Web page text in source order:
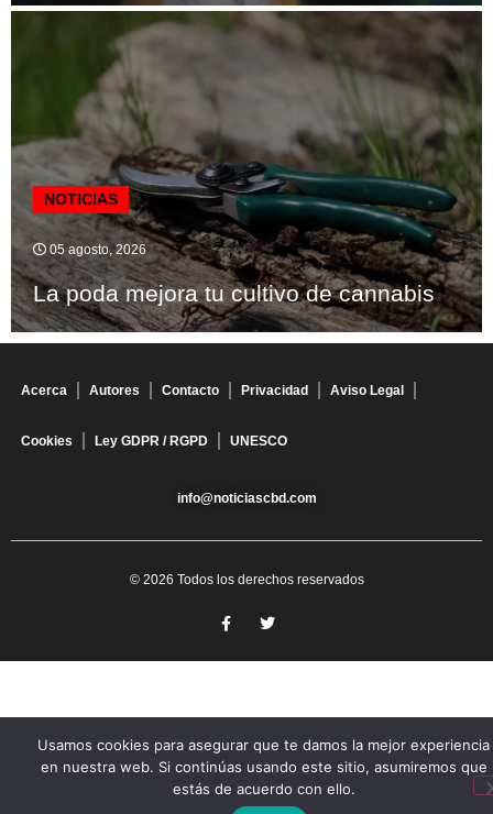
NOTICIAS
05 agosto, 2026
La poda mejora tu cultivo de cannabis
Acerca Autores Contacto Privacidad Aviso Legal
Cookies Ley GDPR / RGPD UNESCO
info@noticiascbd.com
© 2026 Todos los derechos reservados
Usamos cookies para asegurar que te damos la mejor experiencia
en nuestra web. Si continúas usando este sitio, asumiremos que
estás de acuerdo con ello.